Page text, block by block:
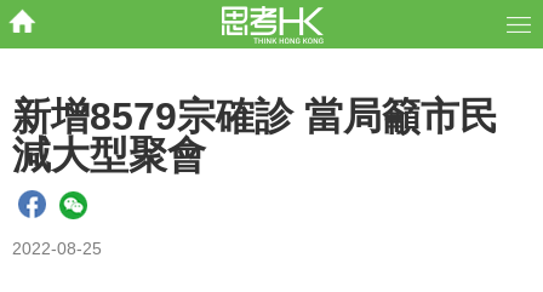
新增8579宗確診 當局籲市民
減大型聚會
2022-08-25